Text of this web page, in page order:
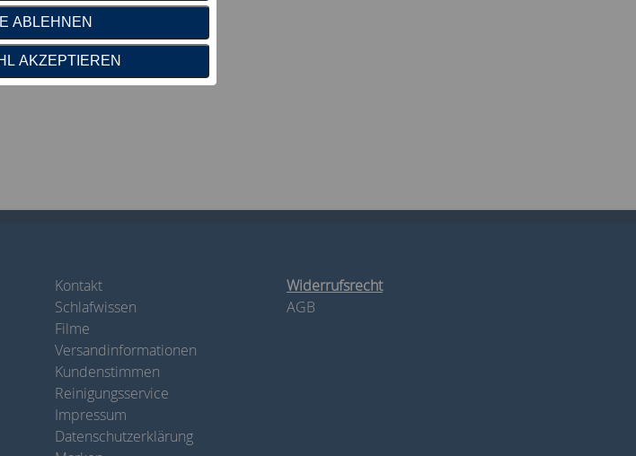
ABLEHNEN
AKZEPTIEREN
Kontakt
Schlafwissen
Filme
Versandinformationen
Kundenstimmen
Reinigungsservice
Impressum
Datenschutzerklärung
Widerrufsrecht
AGB